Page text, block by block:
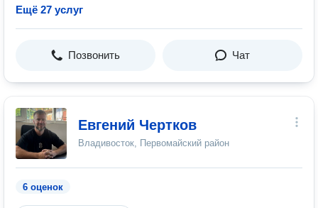
Ещё 27 услуг
Позвонить Чат
Евгений Чертков
Владивосток, Первомайский район
6 оценок